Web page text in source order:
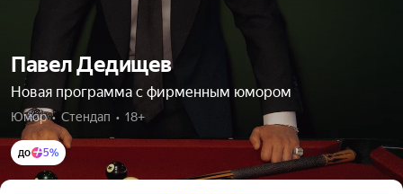
Павел Дедищев
Новая программа с фирменным юмором
Юмор  •  Стендап  •  18+
до 5%